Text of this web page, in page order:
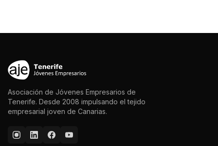
Asociación de Jóvenes Empresarios de
Tenerife. Desde 2008 impulsando el tejido
empresarial joven de Canarias.